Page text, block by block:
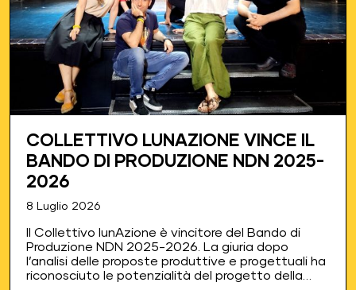
COLLETTIVO LUNAZIONE VINCE IL
BANDO DI PRODUZIONE NDN 2025-
2026
8 Luglio 2026
Il Collettivo lunAzione è vincitore del Bando di
Produzione NDN 2025-2026. La giuria dopo
l’analisi delle proposte produttive e progettuali ha
riconosciuto le potenzialità del progetto della